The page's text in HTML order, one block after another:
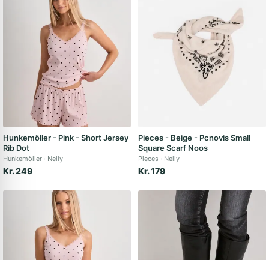
Hunkemöller - Pink - Short Jersey
Rib Dot
Hunkemöller Nelly
Kr. 249
Pieces - Beige - Pcnovis Small
Square Scarf Noos
Pieces Nelly
Kr. 179